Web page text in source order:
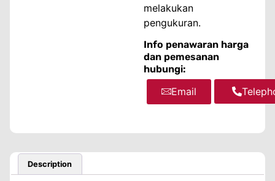
melakukan
pengukuran.
Info penawaran harga
dan pemesanan
hubungi:
Email
Description